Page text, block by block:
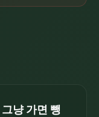
냥 가면 뺑